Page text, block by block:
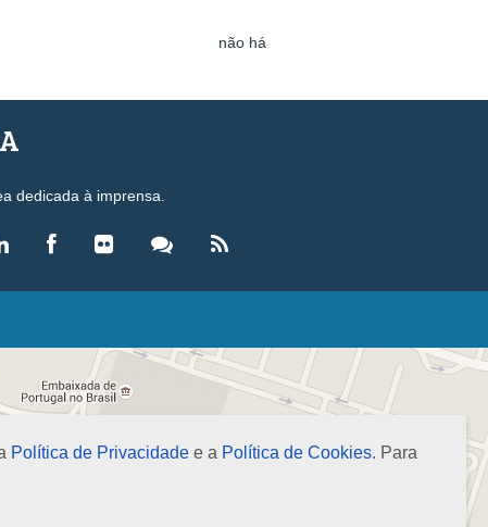
não há
Política de Privacidade e a Política de Cookies. Para
dedicada à imprensa.
LEGISLAÇÃO
Lei
Brasileiras de Contabilidade